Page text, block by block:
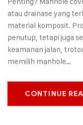
atau drainase yang
material komposit.
penutup, tetapi juga
keamanan jalan,
memilih manhole…
CONTINUE